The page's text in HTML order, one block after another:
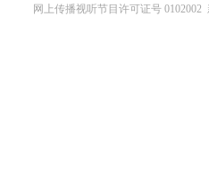
网上传播视听节目许可证号 0102002